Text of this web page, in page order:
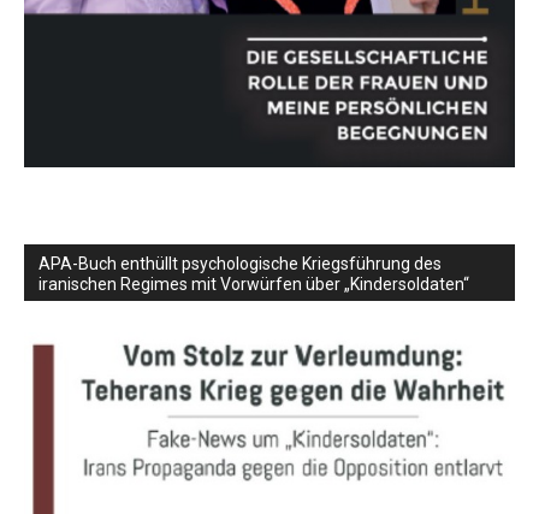
APA-Buch enthüllt psychologische Kriegsführung des
iranischen Regimes mit Vorwürfen über „Kindersoldaten“